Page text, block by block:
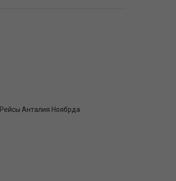
Рейсы Анталия Ноябрда